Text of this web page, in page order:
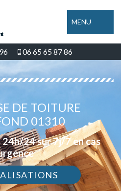
MENU
06 65 65 87 86
DE TOITURE
01310
24 sur 7j/7 en cas